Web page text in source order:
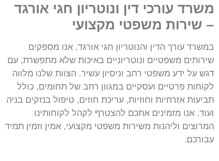
משרד עורכי דין ונוטריון חגי אורגד
– שירות משפטי מקצועי
במשרד עורך הדין והנוטריון חגי אורגד, אנו מספקים
שירותים משפטיים ונוטריוניים באיכות שלא מתפשרת, עם
דגש על ידע משפטי רחב וניסיון עשיר. הצוות שלנו מלווה
לקוחות פרטיים ועסקיים במגוון רחב של תחומים, כולל
תביעות אזרחיות וחוזיות, עריכת חוזים, טיפול בנזקים בניה
ועוד. אנו מזמינים אתכם להצטרף לקהל לקוחותינו
המרוצים וליהנות משירות משפטי מקצועי, אמין וזמין תמיד
עבורכם.